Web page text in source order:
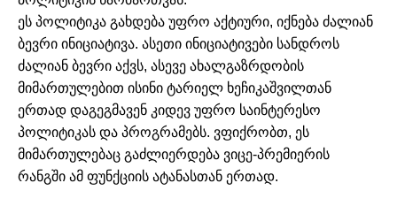
ეს პოლიტიკა გახდება უფრო აქტიური, იქნება ძალიან
ბევრი ინიციატივა. ასეთი ინიციატივები სანდროს
ძალიან ბევრი აქვს, ასევე ახალგაზრდობის
მიმართულებით ისინი ტარიელ ხეჩიკაშვილთან
ერთად დაგეგმავენ კიდევ უფრო საინტერესო
პოლიტიკას და პროგრამებს. ვფიქრობთ, ეს
მიმართულებაც გაძლიერდება ვიცე-პრემიერის
რანგში ამ ფუნქციის ატანასთან ერთად.